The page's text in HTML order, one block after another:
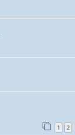
1 2